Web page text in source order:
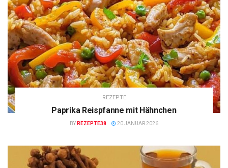
REZEPTE
Paprika Reispfanne mit Hähnchen
BY REZEPTE38 20 JANUAR 2026